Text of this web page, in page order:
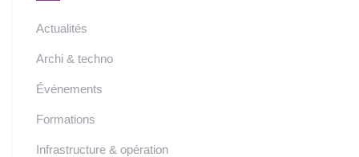
Actualités
Archi & techno
Événements
Formations
Infrastructure & opération